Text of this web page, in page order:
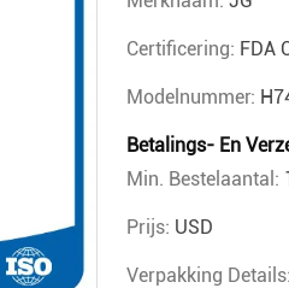
Certificering: FDA
Modelnummer:
Betalings- En
Min. Bestelaantal:
Prijs: USD
Verpakking Details: